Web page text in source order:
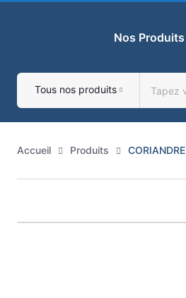
Nos Produits
Tous nos produits
Accueil Produits CORIANDRE